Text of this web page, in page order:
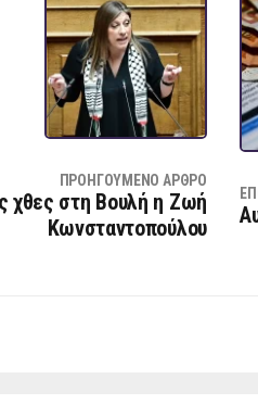
ΠΡΟΗΓΟΎΜΕΝΟ ΆΡΘΡΟ
χθες στη Βουλή η Ζωή
Κωνσταντοπούλου